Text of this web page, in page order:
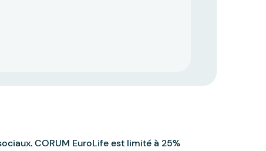
CORUM EuroLife est limité à 25%